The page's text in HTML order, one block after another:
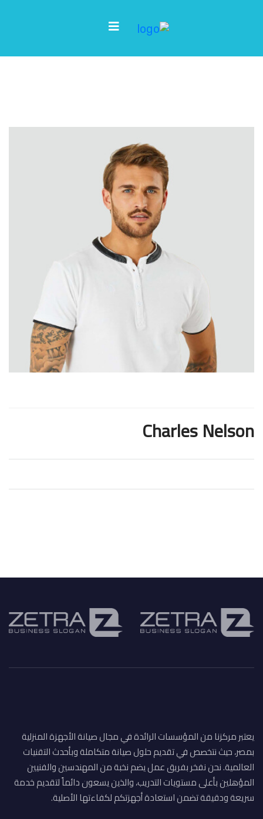
Charles Nelson
يعتبر مركزنا من المؤسسات الرائدة في مجال صيانة الأجهزة المنزلية
بمصر، حيث نتخصص في تقديم حلول صيانة متكاملة وبأحدث التقنيات
العالمية. نحن نفخر بفريق عمل يضم نخبة من المهندسين والفنيين
المؤهلين بأعلى مستويات التدريب، والذين يسعون دائماً لتقديم خدمة
سريعة ودقيقة تضمن استعادة أجهزتكم لكفاءتها الأصلية.